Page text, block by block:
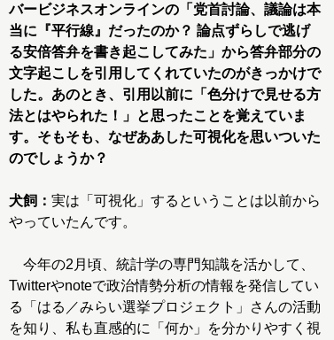
バービジネスオンラインの「党首討論、議論は本
当に『平行線』だったのか？ 論点ずらしで逃げ
る安倍答弁を書き起こしてみた」から答弁部分の
文字起こしを引用してくれていたのがきっかけで
した。あのとき、引用以前に「色分けで見せる方
法とはやられた！」と思ったことを覚えていま
す。そもそも、なぜああした可視化を思いついた
のでしょうか？
犬飼： 実は「可視化」するということは以前から
やっていたんです。
今年の2月頃、統計学の専門知識を活かして、
Twitterやnoteで政治情勢分析の情報を発信してい
る「はる／みらい選挙プロジェクト」さんの活動
を知り、私も直感的に「何か」を分かりやすく視